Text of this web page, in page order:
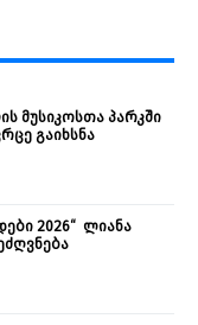
მუსიკოსთა პარკში
გაიხსნა ￼
2026“ ლიანა